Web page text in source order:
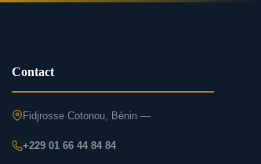
Contact
Fidjrosse Cotonou, Bénin —
+229 01 66 44 84 84